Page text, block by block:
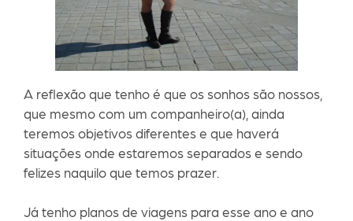
A reflexão que tenho é que os sonhos são nossos,
que mesmo com um companheiro(a), ainda
teremos objetivos diferentes e que haverá
situações onde estaremos separados e sendo
felizes naquilo que temos prazer.
Já tenho planos de viagens para esse ano e ano